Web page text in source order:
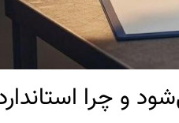
و چرا